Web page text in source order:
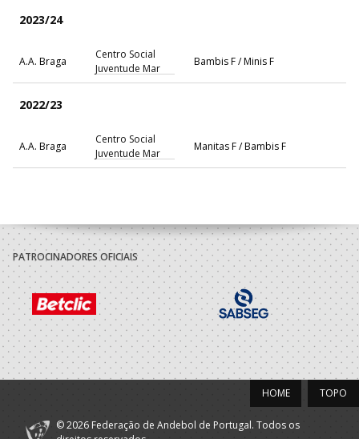
2023/24
A.A. Braga
Centro Social
Juventude Mar
Bambis F / Minis F
2022/23
A.A. Braga
Centro Social
Juventude Mar
Manitas F / Bambis F
A.A. Braga
Centro Social
Juventude Mar
Manitas F
PATROCINADORES OFICIAIS
TOPO
HOME
© 2026 Federação de Andebol de Portugal. Todos os